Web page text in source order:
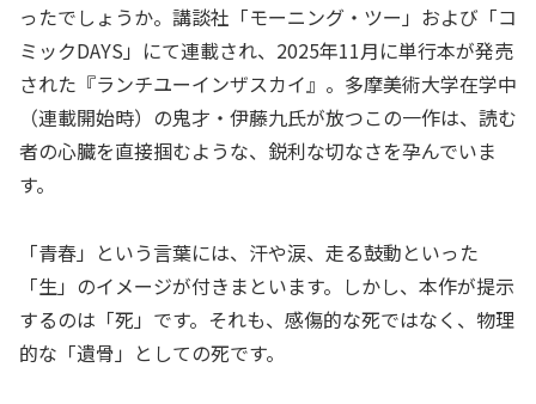
ったでしょうか。講談社「モーニング・ツー」および「コ
ミックDAYS」にて連載され、2025年11月に単行本が発売
された『ランチユーインザスカイ』。多摩美術大学在学中
（連載開始時）の鬼才・伊藤九氏が放つこの一作は、読む
者の心臓を直接掴むような、鋭利な切なさを孕んでいま
す。
「青春」という言葉には、汗や涙、走る鼓動といった
「生」のイメージが付きまといます。しかし、本作が提示
するのは「死」です。それも、感傷的な死ではなく、物理
的な「遺骨」としての死です。